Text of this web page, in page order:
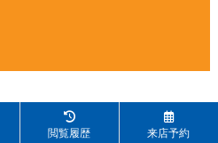
閲覧履歴 来店予約